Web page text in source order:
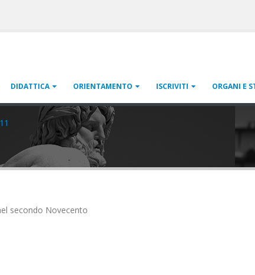
DIDATTICA ORIENTAMENTO ISCRIVITI ORGANI E
secondo Novecento